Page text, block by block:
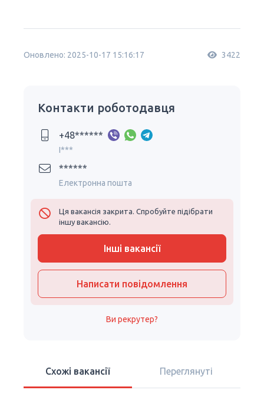
Оновлено: 2025-10-17 15:16:17 3422
Контакти роботодавця
+48******
I***
******
Електронна пошта
Ця вакансія закрита. Спробуйте підібрати
іншу вакансію.
Інші вакансії
Написати повідомлення
Ви рекрутер?
Схожі вакансії Переглянуті